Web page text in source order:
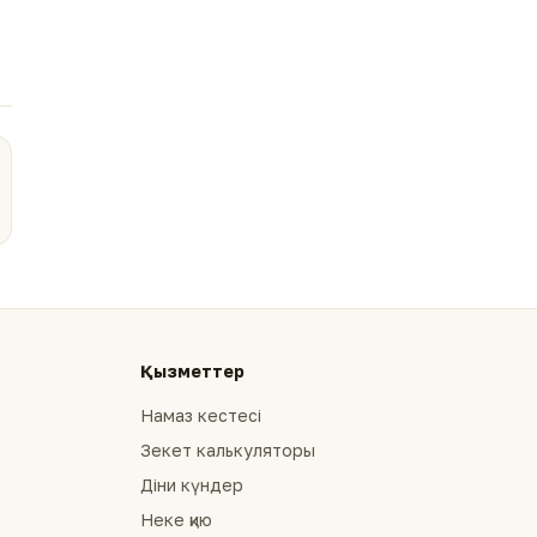
Қызметтер
Намаз кестесі
Зекет калькуляторы
Діни күндер
Неке қию